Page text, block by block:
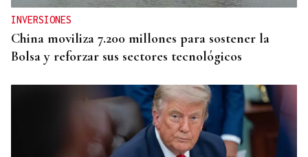
INVERSIONES
China moviliza 7.200 millones para sostener la
Bolsa y reforzar sus sectores tecnológicos